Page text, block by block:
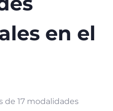
en el
de 17 modalidades